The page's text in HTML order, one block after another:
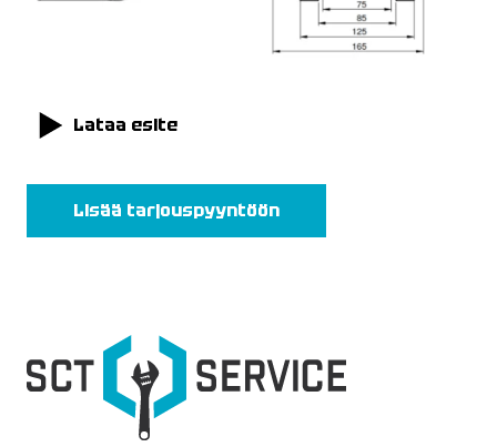
Lataa esite
Lisää tarjouspyyntöön